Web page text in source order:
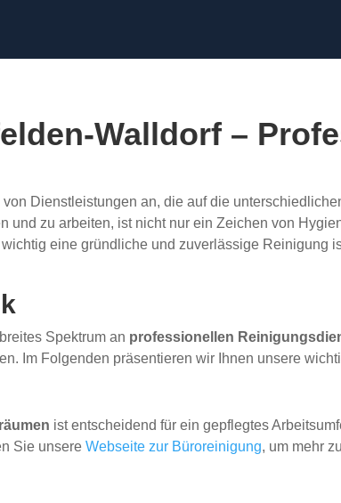
Walldorf –
Dienstleistungen an, die auf die
zu arbeiten, ist nicht nur ein Zeichen von
eine gründliche und zuverlässige Reinigung
Spektrum an professionellen
Im Folgenden präsentieren wir Ihnen unsere
ist entscheidend für ein gepflegtes
Sie unsereWebseite zur Büroreinigung, um mehr